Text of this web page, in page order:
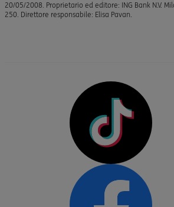
20/05/2008. Proprietario ed editore: ING Bank N.V.
250. Direttore responsabile: Elisa Pavan.